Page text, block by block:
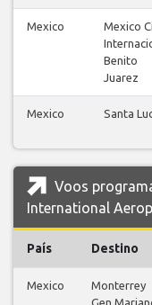
Mexico
Mexico
Benito
Juarez
Mexico Santa
Voos
International
País Destino
Mexico
Monterrey
Gen